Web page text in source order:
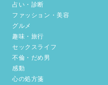
占い・診断
ファッション・美容
グルメ
趣味・旅行
セックスライフ
不倫・だめ男
感動
心の処方箋